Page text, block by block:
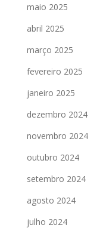
maio 2025
abril 2025
março 2025
fevereiro 2025
janeiro 2025
dezembro 2024
novembro 2024
outubro 2024
setembro 2024
agosto 2024
julho 2024